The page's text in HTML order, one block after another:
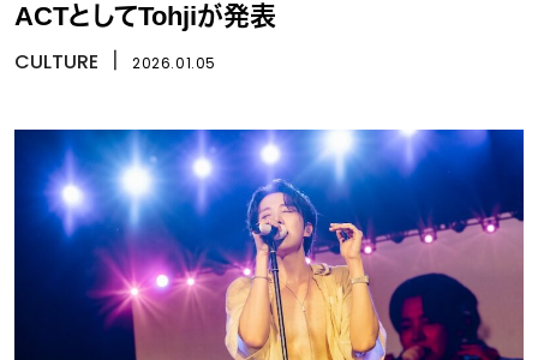
ACTとしてTohjiが発表
CULTURE 2026.01.05